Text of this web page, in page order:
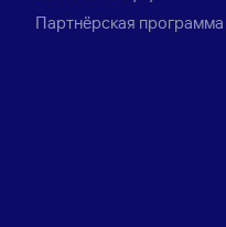
Партнёрская программа